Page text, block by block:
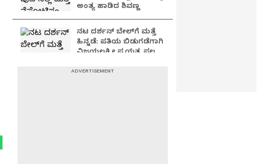
ಅಂತ್ಯ ಹಾಡಿದ ಶಿವಣ್ಣ
ನಟ ದರ್ಶನ್ ಬೇಲ್‌ಗೆ ಮತ್ತೆ
ಹಿನ್ನಡೆ: ಪತಿಯ ಬಿಡುಗಡೆಗಾಗಿ
ವಿಜಯಲಕ್ಷ್ಮೀ ಪ್ರಯತ್ನ ಫಲ